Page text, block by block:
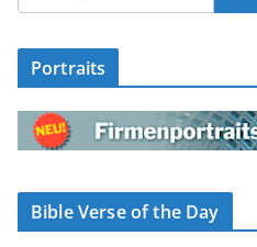
Portraits
Bible Verse of the Day